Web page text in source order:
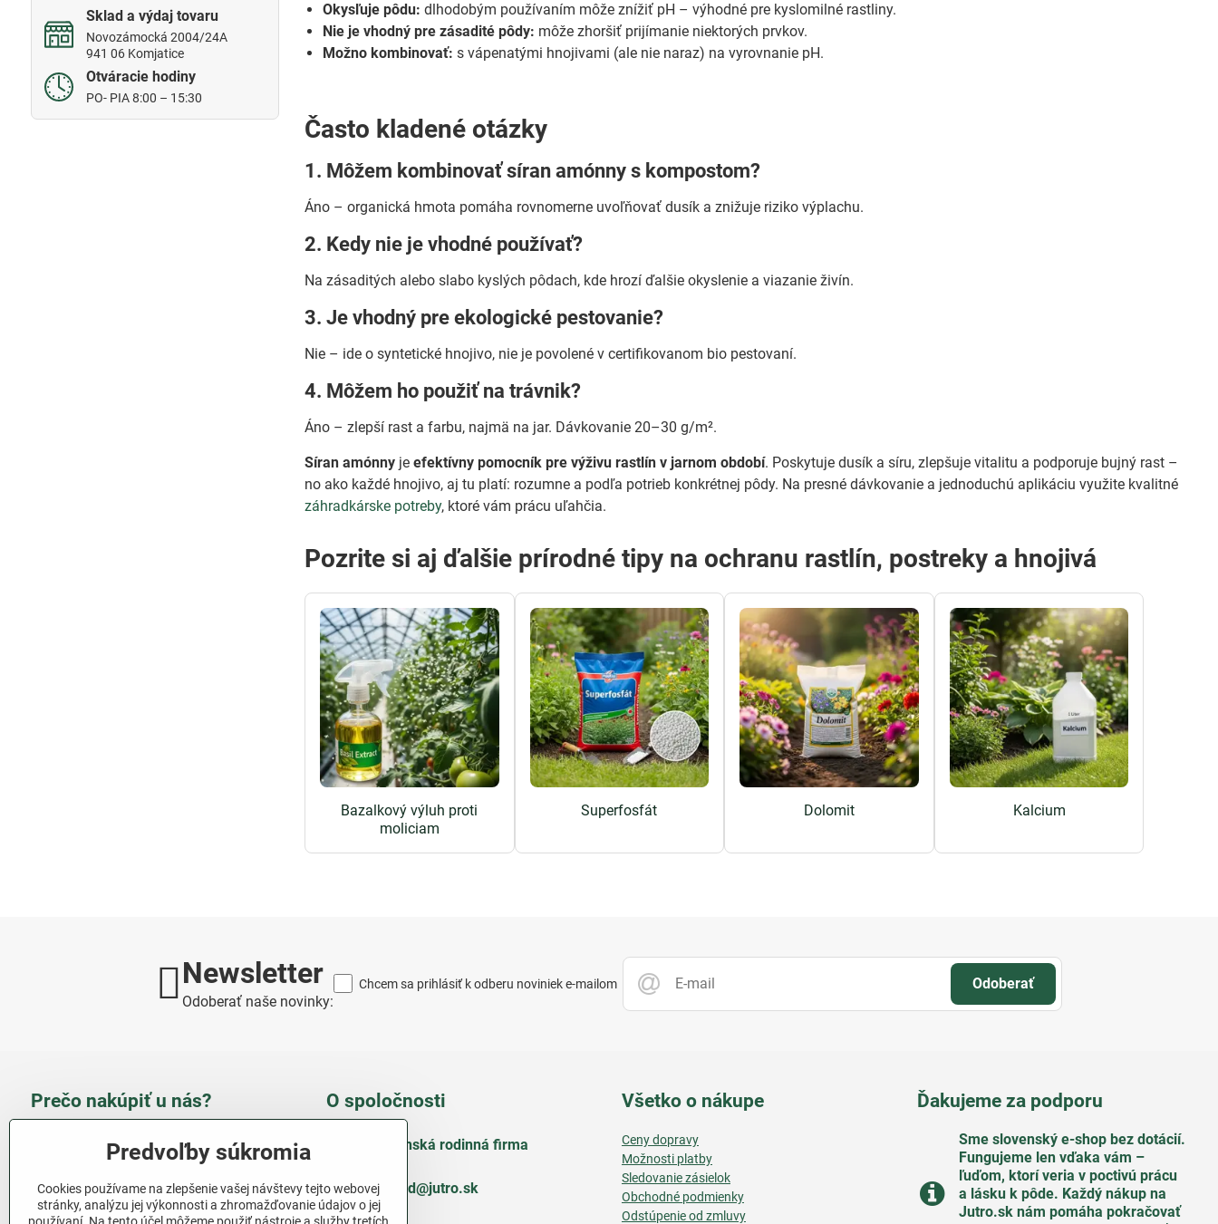
Okysľuje pôdu: dlhodobým používaním môže znížiť pH – výhodné pre kyslomilné rastliny.
Nie je vhodný pre zásadité pôdy: môže zhoršiť prijímanie niektorých prvkov.
Možno kombinovať: s vápenatými hnojivami (ale nie naraz) na vyrovnanie pH.
Často kladené otázky
1. Môžem kombinovať síran amónny s kompostom?
Áno – organická hmota pomáha rovnomerne uvoľňovať dusík a znižuje riziko výplachu.
2. Kedy nie je vhodné používať?
Na zásaditých alebo slabo kyslých pôdach, kde hrozí ďalšie okyslenie a viazanie živín.
3. Je vhodný pre ekologické pestovanie?
Nie – ide o syntetické hnojivo, nie je povolené v certifikovanom bio pestovaní.
4. Môžem ho použiť na trávnik?
Áno – zlepší rast a farbu, najmä na jar. Dávkovanie 20–30 g/m².
Síran amónny jeefektívny pomocník pre výživu rastlín v jarnom období. Poskytuje dusík a síru, zlepšuje vitalitu a podporuje bujný rast –
no ako každé hnojivo, aj tu platí: rozumne a podľa potrieb konkrétnej pôdy. Na presné dávkovanie a jednoduchú aplikáciu využite kvalitné
záhradkárske potreby, ktoré vám prácu uľahčia.
Pozrite si aj ďalšie prírodné tipy na ochranu rastlín, postreky a hnojivá
Bazalkový výluh proti
moliciam
Superfosfát Dolomit Kalcium
Sklad a výdaj tovaru
Novozámocká 2004/24A
941 06 Komjatice
Otváracie hodiny
PO- PIA 8:00 – 15:30
Newsletter
Odoberať naše novinky:
Odoberať
Chcem sa prihlásiť k odberu noviniek e-mailom
Prečo nakúpiť u nás?
Takmer 100 % spokojných
zákazníkov
Nízka cena produktov - ušetríte
O spoločnosti
Slovenská rodinná firma
obchod​@jutro​.sk
Všetko o nákupe
Ceny dopravy
Možnosti platby
Sledovanie zásielok
Obchodné podmienky
Odstúpenie od zmluvy
Ďakujeme za podporu
Sme slovenský e-shop bez dotácií​.
Fungujeme len vďaka vám –
ľuďom, ktorí veria v poctivú prácu
a lásku k pôde​. Každý nákup na
Jutro​.sk nám pomáha pokračovať
Predvoľby súkromia
Cookies používame na zlepšenie vašej návštevy tejto webovej
stránky, analýzu jej výkonnosti a zhromažďovanie údajov o jej